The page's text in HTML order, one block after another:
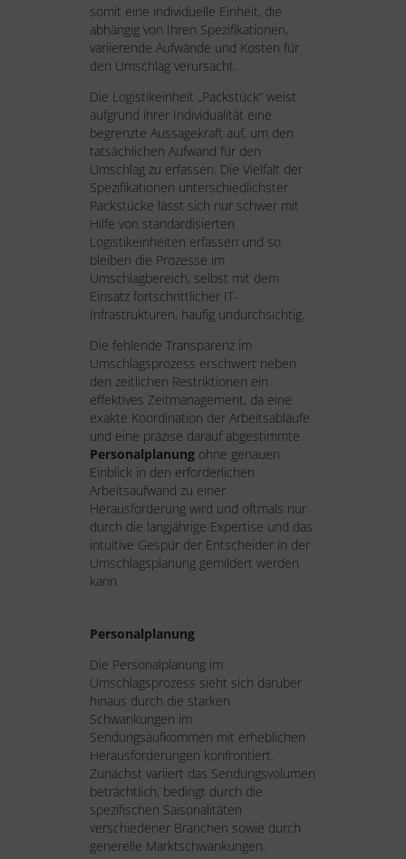
somit eine individuelle Einheit, die
abhängig von Ihren Spezifikationen,
variierende Aufwände und Kosten für
den Umschlag verursacht.
Die Logistikeinheit „Packstück“ weist
aufgrund ihrer Individualität eine
begrenzte Aussagekraft auf, um den
tatsächlichen Aufwand für den
Umschlag zu erfassen. Die Vielfalt der
Spezifikationen unterschiedlichster
Packstücke lässt sich nur schwer mit
Hilfe von standardisierten
Logistikeinheiten erfassen und so
bleiben die Prozesse im
Umschlagbereich, selbst mit dem
Einsatz fortschrittlicher IT-
Infrastrukturen, häufig undurchsichtig.
Die fehlende Transparenz im
Umschlagsprozess erschwert neben
den zeitlichen Restriktionen ein
effektives Zeitmanagement, da eine
exakte Koordination der Arbeitsabläufe
und eine präzise darauf abgestimmte
Personalplanungohne genauen
Einblick in den erforderlichen
Arbeitsaufwand zu einer
Herausforderung wird und oftmals nur
durch die langjährige Expertise und das
intuitive Gespür der Entscheider in der
Umschlagsplanung gemildert werden
kann.
Personalplanung
Die Personalplanung im
Umschlagsprozess sieht sich darüber
hinaus durch die starken
Schwankungen im
Sendungsaufkommen mit erheblichen
Herausforderungen konfrontiert.
Zunächst variiert das Sendungsvolumen
beträchtlich, bedingt durch die
spezifischen Saisonalitäten
verschiedener Branchen sowie durch
generelle Marktschwankungen.